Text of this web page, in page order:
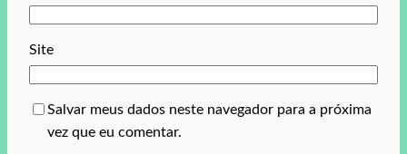
Site
Salvar meus dados neste navegador para a próxima
vez que eu comentar.